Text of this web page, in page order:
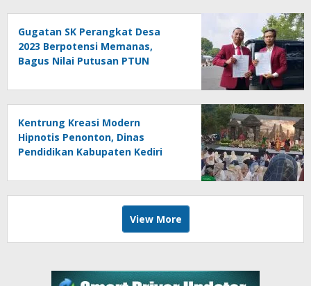
Gugatan SK Perangkat Desa
2023 Berpotensi Memanas,
Bagus Nilai Putusan PTUN
Kentrung Kreasi Modern
Hipnotis Penonton, Dinas
Pendidikan Kabupaten Kediri
View More